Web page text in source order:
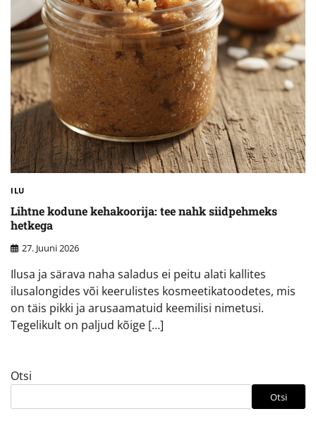
ILU
Lihtne kodune kehakoorija: tee nahk siidpehmeks
hetkega
27. Juuni 2026
Ilusa ja särava naha saladus ei peitu alati kallites
ilusalongides või keerulistes kosmeetikatoodetes, mis
on täis pikki ja arusaamatuid keemilisi nimetusi.
Tegelikult on paljud kõige […]
Otsi
Otsi